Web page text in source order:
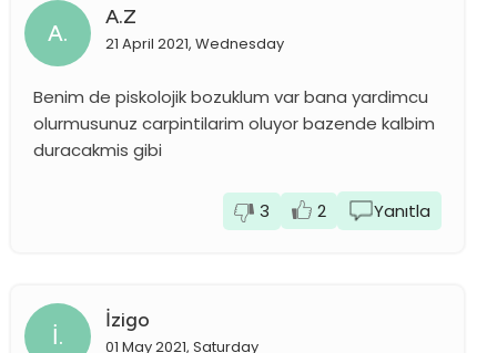
A.
A.z
21 April 2021, Wednesday
Benim de piskolojik bozuklum var bana yardimcu
olurmusunuz carpintilarim oluyor bazende kalbim
duracakmis gibi
3 2 Yanıtla
İ.
İzigo
01 May 2021, Saturday